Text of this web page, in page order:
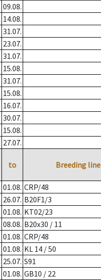
09.08.
14.08.
31.07.
23.07.
31.07.
15.08.
31.07.
15.08.
16.07.
30.07.
15.08.
27.07.
to Breeding line
01.08. CRP/48
26.07. B20F1/3
01.08. KT02/23
08.08. B20x30 / 11
01.08. CRP/48
01.08. KL 14 / 50
25.07. S91
01.08. GB10 / 22